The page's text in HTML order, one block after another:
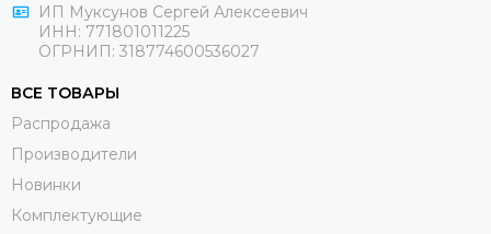
ИП Муксунов Сергей Алексеевич
ИНН: 771801011225
ОГРНИП: 318774600536027
ВСЕ ТОВАРЫ
Распродажа
Производители
Новинки
Комплектующие